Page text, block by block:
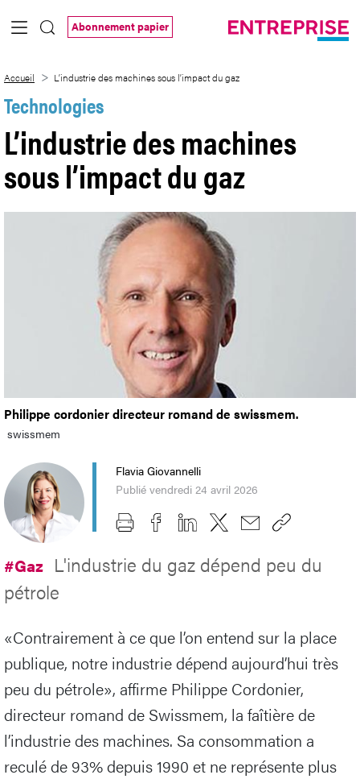
Saut au contenu principal
Abonnement papier
Accueil L’industrie des machines sous l’impact du gaz
Technologies
L’industrie des machines
sous l’impact du gaz
Philippe cordonier directeur romand de swissmem.
swissmem
Flavia Giovannelli
Publié vendredi 24 avril 2026
#Gaz L'industrie du gaz dépend peu du
pétrole
«Contrairement à ce que l’on entend sur la place
publique, notre industrie dépend aujourd’hui très
peu du pétrole», affirme Philippe Cordonier,
directeur romand de Swissmem, la faîtière de
l’industrie des machines. Sa consommation a
reculé de 93% depuis 1990 et ne représente plus